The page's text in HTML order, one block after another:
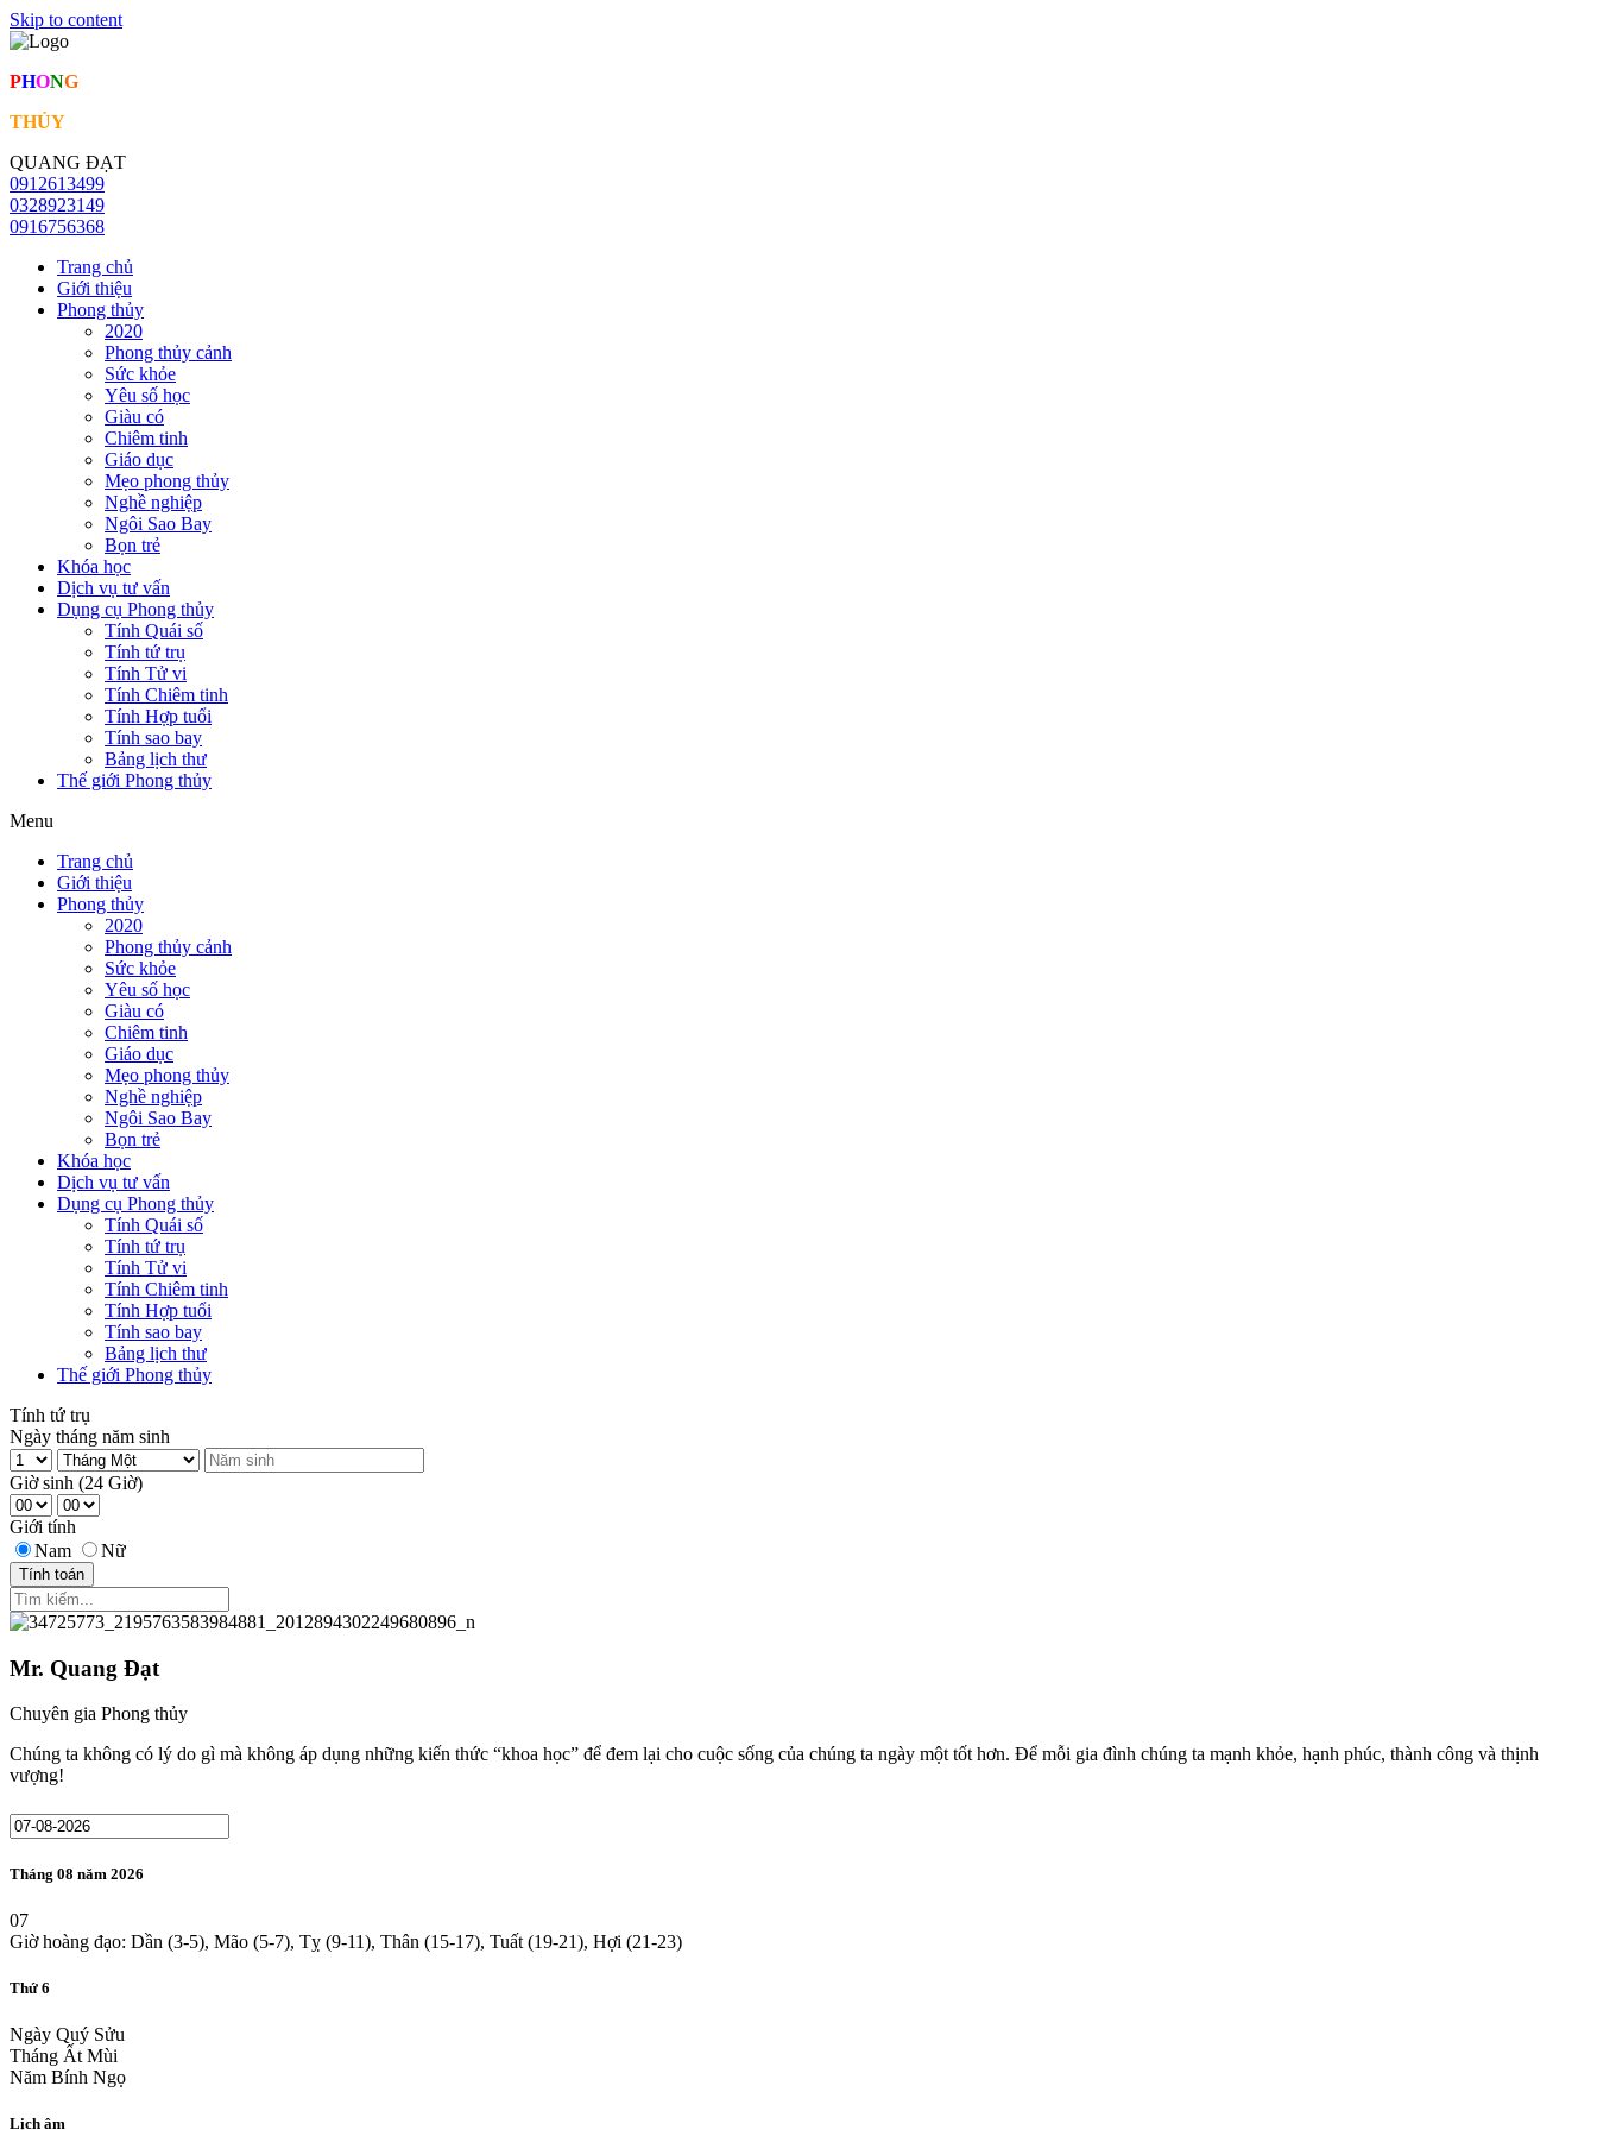
Skip to content
PHONG
THỦY
QUANG ĐẠT
0912613499
0328923149
0916756368
Trang chủ
Giới thiệu
Phong thủy
2020
Phong thủy cảnh
Sức khỏe
Yêu số học
Giàu có
Chiêm tinh
Giáo dục
Mẹo phong thủy
Nghề nghiệp
Ngôi Sao Bay
Bọn trẻ
Khóa học
Dịch vụ tư vấn
Dụng cụ Phong thủy
Tính Quái số
Tính tứ trụ
Tính Tử vi
Tính Chiêm tinh
Tính Hợp tuổi
Tính sao bay
Bảng lịch thư
Thế giới Phong thủy
Menu
Trang chủ
Giới thiệu
Phong thủy
2020
Phong thủy cảnh
Sức khỏe
Yêu số học
Giàu có
Chiêm tinh
Giáo dục
Mẹo phong thủy
Nghề nghiệp
Ngôi Sao Bay
Bọn trẻ
Khóa học
Dịch vụ tư vấn
Dụng cụ Phong thủy
Tính Quái số
Tính tứ trụ
Tính Tử vi
Tính Chiêm tinh
Tính Hợp tuổi
Tính sao bay
Bảng lịch thư
Thế giới Phong thủy
Tính tứ trụ
Ngày tháng năm sinh
Giờ sinh (24 Giờ)
Giới tính
Nam
Nữ
Tính toán
Mr. Quang Đạt
Chuyên gia Phong thủy
Chúng ta không có lý do gì mà không áp dụng những kiến thức “khoa học” để đem lại cho cuộc sống của chúng ta ngày một tốt hơn. Để mỗi gia đình chúng ta mạnh khỏe, hạnh phúc, thành công và thịnh
vượng!
Tháng 08 năm 2026
07
Giờ hoàng đạo: Dần (3-5), Mão (5-7), Tỵ (9-11), Thân (15-17), Tuất (19-21), Hợi (21-23)
Thứ 6
Ngày Quý Sửu
Tháng Ất Mùi
Năm Bính Ngọ
Lịch âm